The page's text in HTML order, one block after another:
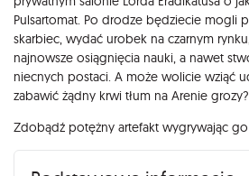
Pulsartomat. Po drodze będziecie mogli
skarbiec, wydać urobek na czarnym
najnowsze osiągnięcia nauki, a nawet
niecnych postaci. A może wolicie wziąć
zabawić żądny krwi tłum na Arenie grozy?
Zdobądź potężny artefakt wygrywając